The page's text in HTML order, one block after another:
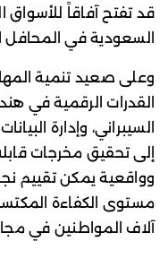
قد تفتح آفاقاً للأسواق
السعودية في المحافل
وعلى صعيد تنمية
القدرات الرقمية في
السيبراني، وإدارة
إلى تحقيق مخرجات
وواقعية يمكن تقييم
مستوى الكفاءة
آلاف المواطنين في